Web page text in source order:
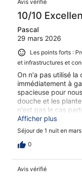
Avis vérifié
10/10
Pascal
29 mars 2026
Les points forts :
et infrastructures et
On n'a pas utilisé la
immédiatement à
spacieuse pour
douche et les
n'est pas le cas
prédicateur qui
le voisinage avec
sûr!
Afficher plus
Séjour de 1 nuit en
0
Avis vérifié